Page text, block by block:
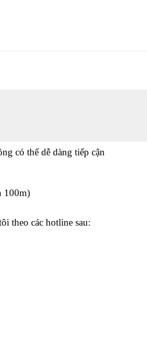
có thể dễ dàng tiếp cận
100m)
theo các hotline sau: